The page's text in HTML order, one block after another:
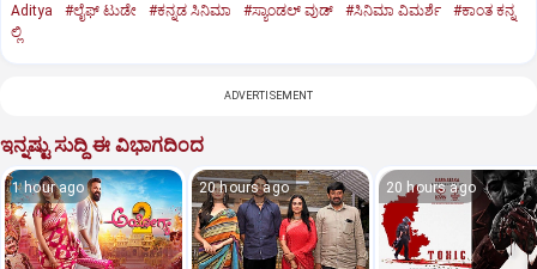
Aditya
#ಲೈಫ್‌ ಟುಡೇ #ಕನ್ನಡ ಸಿನಿಮಾ #ಸ್ಯಾಂಡಲ್‌ ವುಡ್‌ #ಸಿನಿಮಾ ವಿಮರ್ಶೆ
#ಕಾಂತ ಕನ್ನ
ಲ್ಲಿ
ADVERTISEMENT
ಇನ್ನಷ್ಟು ಸುದ್ದಿ ಈ ವಿಭಾಗದಿಂದ
1 hour ago 20 hours ago 20 hours ago